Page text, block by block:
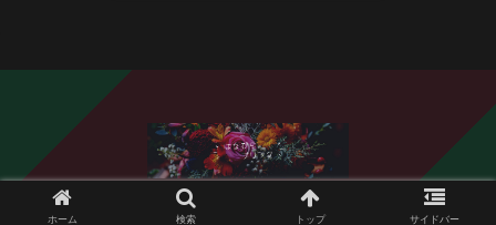
© 2020 はなびらブリンク.
ホーム 検索 トップ サイドバー